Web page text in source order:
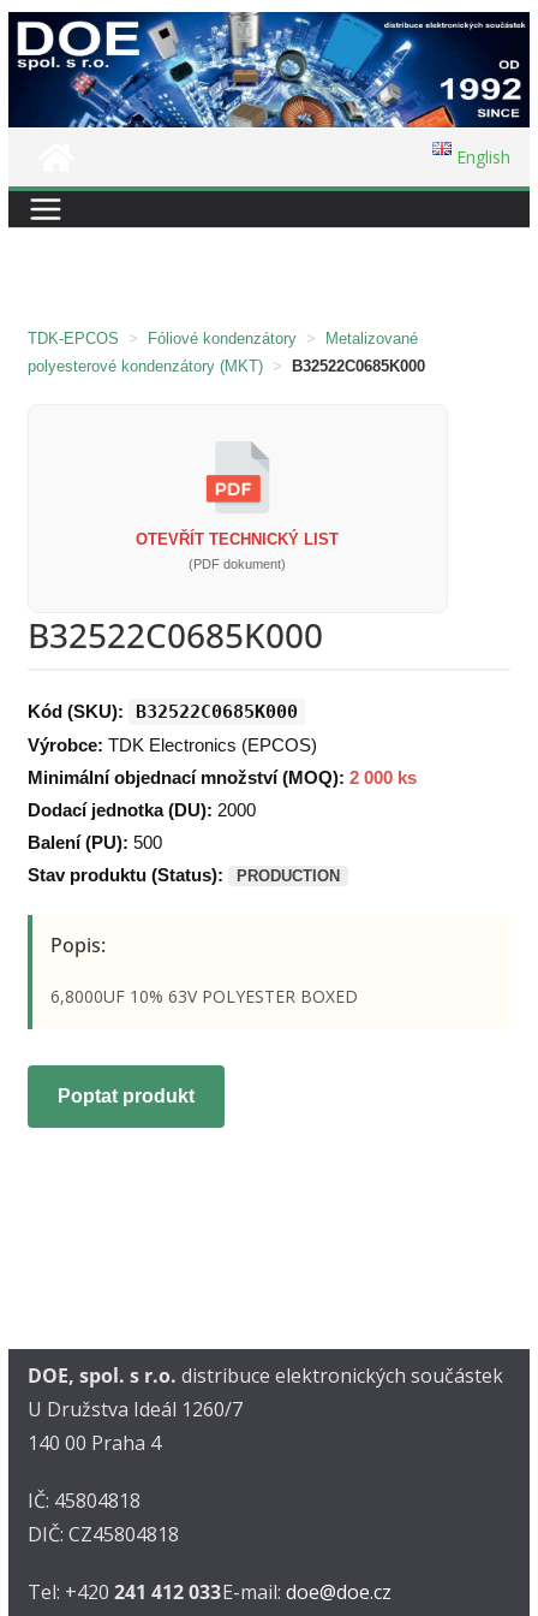
Přeskočit
na
English
TDK-EPCOS > Fóliové kondenzátory >
Metalizované
polyesterové kondenzátory (MKT) > B32522C0685K000
OTEVŘÍT TECHNICKÝ LIST
(PDF dokument)
B32522C0685K000
Kód (SKU): B32522C0685K000
Výrobce: TDK Electronics (EPCOS)
Minimální objednací množství (MOQ): 2 000 ks
Dodací jednotka (DU): 2000
Balení (PU): 500
Stav produktu (Status):
PRODUCTION
Popis:
6,8000UF 10% 63V POLYESTER BOXED
Poptat produkt
DOE, spol. s r.o. distribuce elektronických součástek
U Družstva Ideál 1260/7
140 00 Praha 4
IČ: 45804818
DIČ: CZ45804818
Tel: +420 241 412 033E-mail: doe@doe.cz